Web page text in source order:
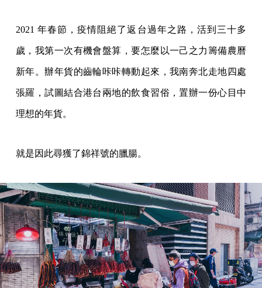
2021 年春節，疫情阻絕了返台過年之路，活到三十多
歲，我第一次有機會盤算，要怎麼以一己之力籌備農曆
新年。辦年貨的齒輪咔咔轉動起來，我南奔北走地四處
張羅，試圖結合港台兩地的飲食習俗，置辦一份心目中
理想的年貨。
就是因此尋獲了錦祥號的臘腸。